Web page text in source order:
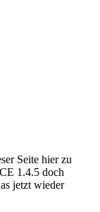
Seite hier zu
1.4.5 doch
jetzt wieder